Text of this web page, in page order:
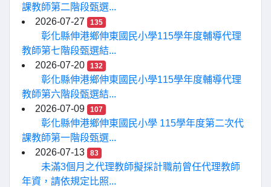
課教師第二階段甄選...
2026-07-27
135
彰化縣伸港鄉伸東國民小學115學年度輔導代理
教師第七階段甄選結...
2026-07-20
132
彰化縣伸港鄉伸東國民小學115學年度輔導代理
教師第六階段甄選結...
2026-07-09
107
彰化縣伸港鄉伸東國民小學 115學年度第二次代
課教師第一階段甄選...
2026-07-13
83
未滿3個月之代理教師擬採計職前曾任代理教師
年資，請依規定比照...